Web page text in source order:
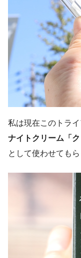
私は現在このトラ
ナイトクリーム「
として使わせてもら